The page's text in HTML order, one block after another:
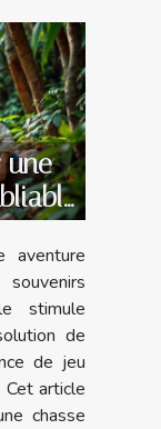
une
aventure
stimule
de
de jeu
Cet article
chasse